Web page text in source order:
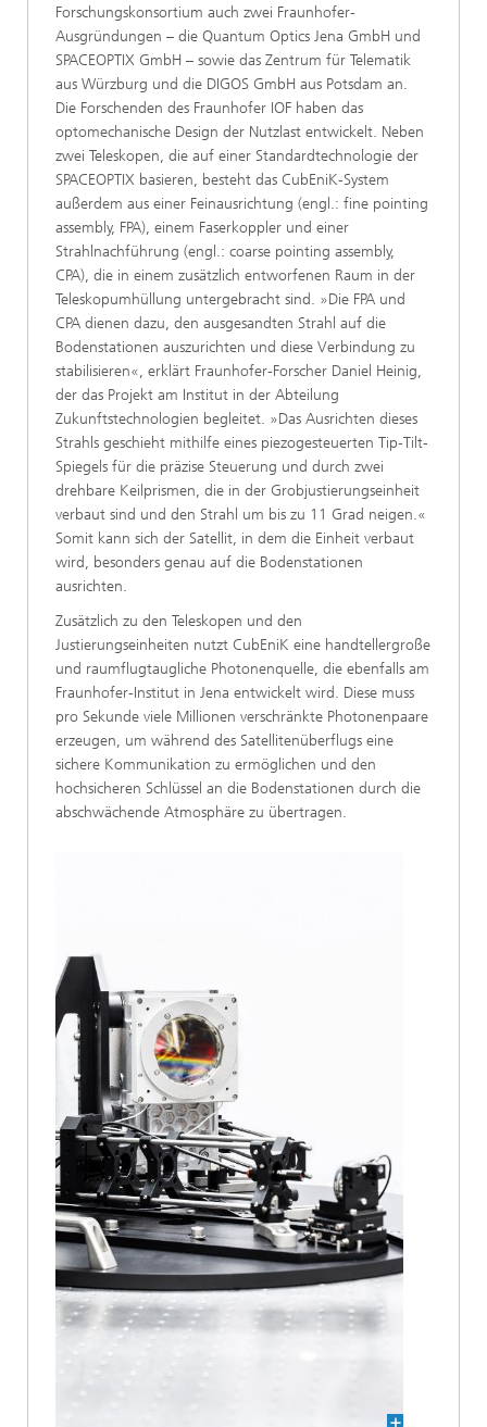
Forschungskonsortium auch zwei Fraunhofer-
Ausgründungen – die Quantum Optics Jena GmbH und
SPACEOPTIX GmbH – sowie das Zentrum für Telematik
aus Würzburg und die DIGOS GmbH aus Potsdam an.
Die Forschenden des Fraunhofer IOF haben das
optomechanische Design der Nutzlast entwickelt. Neben
zwei Teleskopen, die auf einer Standardtechnologie der
SPACEOPTIX basieren, besteht das CubEniK-System
außerdem aus einer Feinausrichtung (engl.: fine pointing
assembly, FPA), einem Faserkoppler und einer
Strahlnachführung (engl.: coarse pointing assembly,
CPA), die in einem zusätzlich entworfenen Raum in der
Teleskopumhüllung untergebracht sind. »Die FPA und
CPA dienen dazu, den ausgesandten Strahl auf die
Bodenstationen auszurichten und diese Verbindung zu
stabilisieren«, erklärt Fraunhofer-Forscher Daniel Heinig,
der das Projekt am Institut in der Abteilung
Zukunftstechnologien begleitet. »Das Ausrichten dieses
Strahls geschieht mithilfe eines piezogesteuerten Tip-Tilt-
Spiegels für die präzise Steuerung und durch zwei
drehbare Keilprismen, die in der Grobjustierungseinheit
verbaut sind und den Strahl um bis zu 11 Grad neigen.«
Somit kann sich der Satellit, in dem die Einheit verbaut
wird, besonders genau auf die Bodenstationen
ausrichten.
Zusätzlich zu den Teleskopen und den
Justierungseinheiten nutzt CubEniK eine handtellergroße
und raumflugtaugliche Photonenquelle, die ebenfalls am
Fraunhofer-Institut in Jena entwickelt wird. Diese muss
pro Sekunde viele Millionen verschränkte Photonenpaare
erzeugen, um während des Satellitenüberflugs eine
sichere Kommunikation zu ermöglichen und den
hochsicheren Schlüssel an die Bodenstationen durch die
abschwächende Atmosphäre zu übertragen.